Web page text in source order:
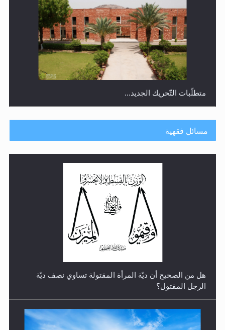
متطلَّبات التّحريك الجديد...
رأيٌ في لغة المسيح الموعود عليه السلام.. 4...
مسائل فقهية
هل من الصحيح أن ديّة المرأة المقتولة تساوي نصف ديّة
الرجل المقتول؟